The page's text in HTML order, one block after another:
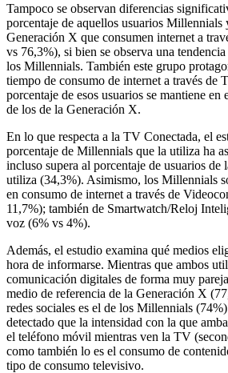
Tampoco se observan diferencias
porcentaje de aquellos usuarios Millennials
Generación X que consumen internet a
vs 76,3%), si bien se observa una
los Millennials. También este grupo
tiempo de consumo de internet a través de
porcentaje de esos usuarios se mantiene
de los de la Generación X.
En lo que respecta a la TV Conectada, el
porcentaje de Millennials que la utiliza ha
incluso supera al porcentaje de usuarios
utiliza (34,3%). Asimismo, los Millennials
en consumo de internet a través de
11,7%); también de Smartwatch/Reloj
voz (6% vs 4%).
Además, el estudio examina qué medios
hora de informarse. Mientras que ambos
comunicación digitales de forma muy
medio de referencia de la Generación X
redes sociales es el de los Millennials
detectado que la intensidad con la que
el teléfono móvil mientras ven la TV
como también lo es el consumo de
tipo de consumo televisivo.